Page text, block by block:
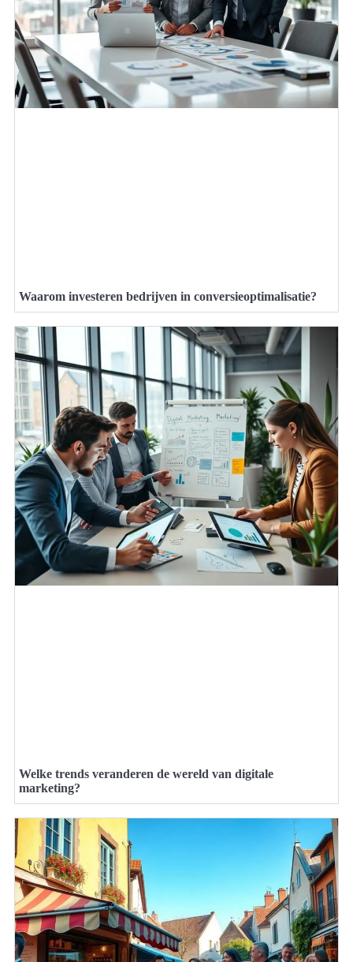
Waarom investeren bedrijven in conversieoptimalisatie?
Welke trends veranderen de wereld van digitale
marketing?